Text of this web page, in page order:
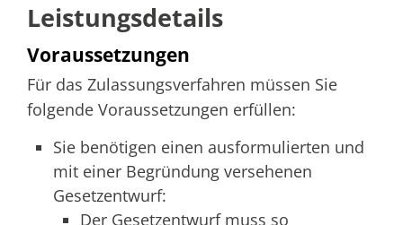
Leistungsdetails
Voraussetzungen
Für das Zulassungsverfahren müssen Sie
folgende Voraussetzungen erfüllen:
Sie benötigen einen ausformulierten und
mit einer Begründung versehenen
Gesetzentwurf:
Der Gesetzentwurf muss so